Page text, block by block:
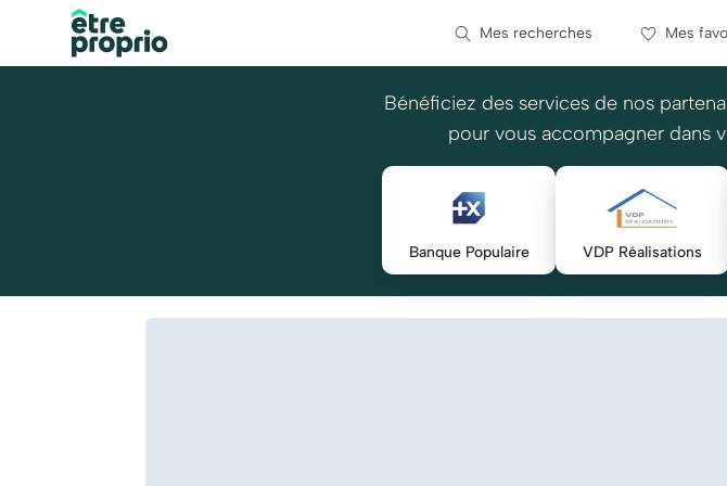
Mes recherches Mes
Bénéficiez des services de nos
pour vous accompagner dans
Banque Populaire VDP Réalisations